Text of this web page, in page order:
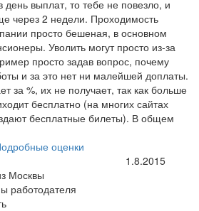
выплат, то тебе не повезло, и
через 2 недели. Проходимость
просто бешеная, в основном
Уволить могут просто из-за
просто задав вопрос, почему
и за это нет ни малейшей доплаты.
за %, их не получает, так как больше
бесплатно (на многих сайтах
бесплатные билеты). В общем
оценки
Москвы
1.8.2015
работодателя